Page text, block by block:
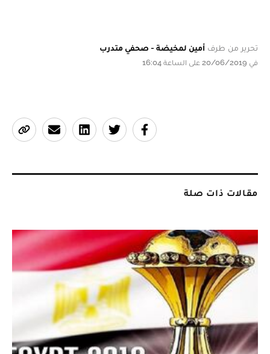
تحرير من طرف أمين لمخيضة - صحفي متدرب
في 20/06/2019 على الساعة 16:04
مقالات ذات صلة